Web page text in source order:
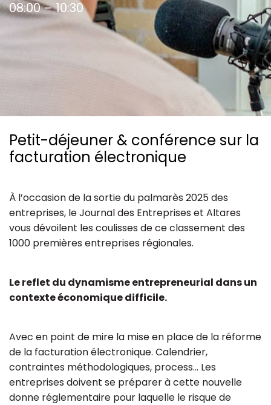
Ressources
08:00 – 10:30
Petit-déjeuner & conférence sur la
facturation électronique
À l’occasion de la sortie du palmarès 2025 des
entreprises, le Journal des Entreprises et Altares
vous dévoilent les coulisses de ce classement des
1000 premières entreprises régionales.
Le reflet du dynamisme entrepreneurial dans un
contexte économique difficile.
Avec en point de mire la mise en place de la réforme
de la facturation électronique. Calendrier,
contraintes méthodologiques, process… Les
entreprises doivent se préparer à cette nouvelle
donne réglementaire pour laquelle le risque de